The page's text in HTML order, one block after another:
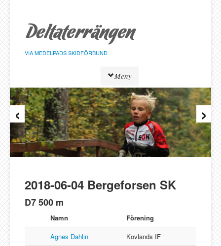
sidans
innehåll
VIA MEDELPADS SKIDFÖRBUND
Meny
Tävlingar
Resultat
Löpare
Klasser
Föreningar
Bergeforsen SK
IF Strategen
Lucksta IF
Matfors SK
‹ ›
2018-06-04 Bergeforsen SK
D7 500 m
Namn
Förening
Agnes Dahlin
Kovlands IF